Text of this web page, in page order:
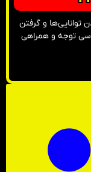
توانایی‌ها و گرفتن
توجه و همراهی